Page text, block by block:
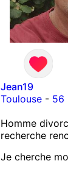
Jean19
Toulouse- 56
Homme
recherche
Je cherche